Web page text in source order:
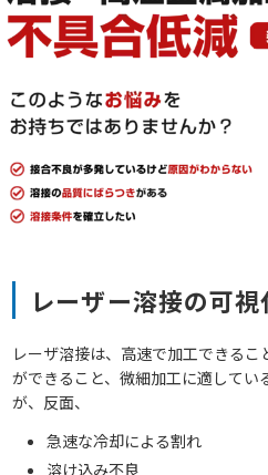
レーザー溶接の可視
レーザ溶接は、高速で加工できる
ができること、微細加工に適してい
が、反面、
急速な冷却による割れ
溶け込み不良